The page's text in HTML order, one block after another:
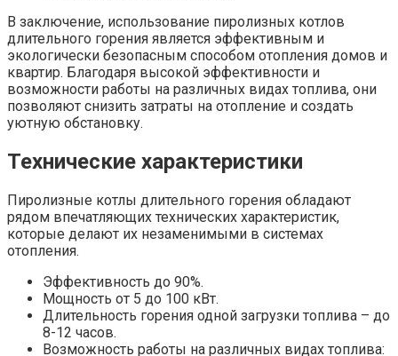
В заключение, использование пиролизных котлов
длительного горения является эффективным и
экологически безопасным способом отопления домов и
квартир. Благодаря высокой эффективности и
возможности работы на различных видах топлива, они
позволяют снизить затраты на отопление и создать
уютную обстановку.
Технические характеристики
Пиролизные котлы длительного горения обладают
рядом впечатляющих технических характеристик,
которые делают их незаменимыми в системах
отопления.
Эффективность до 90%.
Мощность от 5 до 100 кВт.
Длительность горения одной загрузки топлива – до
8-12 часов.
Возможность работы на различных видах топлива: